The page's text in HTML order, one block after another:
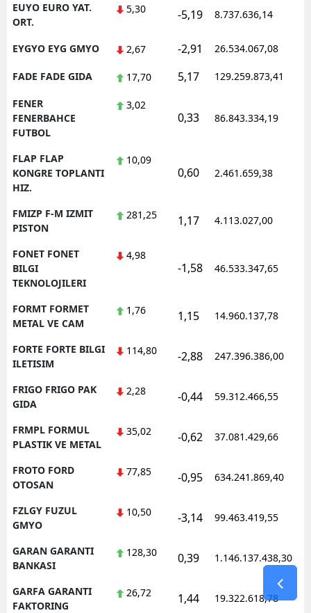
EUYO EURO YAT.
ORT.
5,30 -5,19 8.737.636,14
EYGYO EYG GMYO 2,67 -2,91 26.534.067,08
FADE FADE GIDA 17,70 5,17 129.259.873,41
FENER
FENERBAHCE
FUTBOL
3,02
0,33 86.843.334,19
FLAP FLAP
KONGRE TOPLANTI
HIZ.
10,09
0,60 2.461.659,38
FMIZP F-M IZMIT
PISTON
281,25 1,17 4.113.027,00
FONET FONET
BILGI
TEKNOLOJILERI
4,98
-1,58 46.533.347,65
FORMT FORMET
METAL VE CAM
1,76 1,15 14.960.137,78
FORTE FORTE BILGI
ILETISIM
114,80 -2,88 247.396.386,00
FRIGO FRIGO PAK
GIDA
2,28 -0,44 59.312.466,55
FRMPL FORMUL
PLASTIK VE METAL
35,02 -0,62 37.081.429,66
FROTO FORD
OTOSAN
77,85 -0,95 634.241.869,40
FZLGY FUZUL
GMYO
10,50 -3,14 99.463.419,55
GARAN GARANTI
BANKASI
128,30 0,39 1.146.137.438,30
GARFA GARANTI
FAKTORING
26,72 1,44 19.322.618,78